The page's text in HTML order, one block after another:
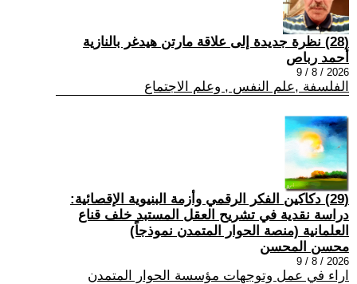
(28) نظرة جديدة إلى علاقة مارتن هيدغر بالنازية
أحمد رباص
2026 / 8 / 9
الفلسفة ,علم النفس , وعلم الاجتماع
(29) دكاكين الفكر الرقمي وأزمة البنيوية الإقصائية:
دراسة نقدية في تشريح العقل المستبد خلف قناع
العلمانية (منصة الحوار المتمدن نموذجاً)
محسن المحسن
2026 / 8 / 9
اراء في عمل وتوجهات مؤسسة الحوار المتمدن